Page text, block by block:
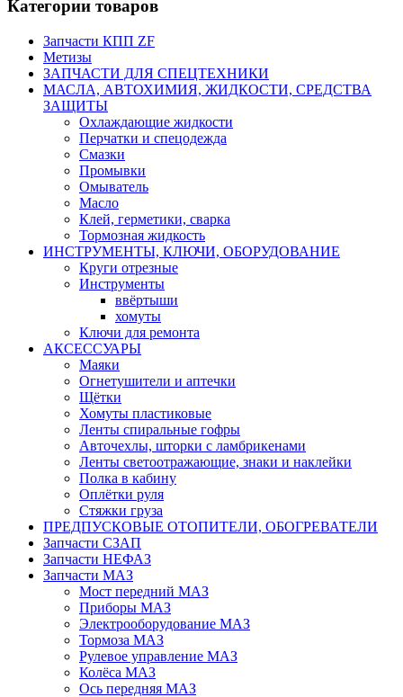
Категории товаров
Запчасти КПП ZF
Метизы
ЗАПЧАСТИ ДЛЯ СПЕЦТЕХНИКИ
МАСЛА, АВТОХИМИЯ, ЖИДКОСТИ, СРЕДСТВА
ЗАЩИТЫ
Охлаждающие жидкости
Перчатки и спецодежда
Смазки
Промывки
Омыватель
Масло
Клей, герметики, сварка
Тормозная жидкость
ИНСТРУМЕНТЫ, КЛЮЧИ, ОБОРУДОВАНИЕ
Круги отрезные
Инструменты
ввёртыши
хомуты
Ключи для ремонта
АКСЕССУАРЫ
Маяки
Огнетушители и аптечки
Щётки
Хомуты пластиковые
Ленты спиральные гофры
Авточехлы, шторки с ламбрикенами
Ленты светоотражающие, знаки и наклейки
Полка в кабину
Оплётки руля
Cтяжки груза
ПРЕДПУСКОВЫЕ ОТОПИТЕЛИ, ОБОГРЕВАТЕЛИ
Запчасти СЗАП
Запчасти НЕФАЗ
Запчасти МАЗ
Мост передний МАЗ
Приборы МАЗ
Электрооборудование МАЗ
Тормоза МАЗ
Рулевое управление МАЗ
Колёса МАЗ
Ось передняя МАЗ